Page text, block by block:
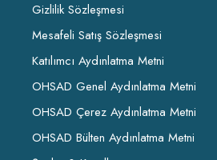
Gizlilik Sözleşmesi
Mesafeli Satış Sözleşmesi
Katılımcı Aydınlatma Metni
OHSAD Genel Aydınlatma Metni
OHSAD Çerez Aydınlatma Metni
OHSAD Bülten Aydınlatma Metni